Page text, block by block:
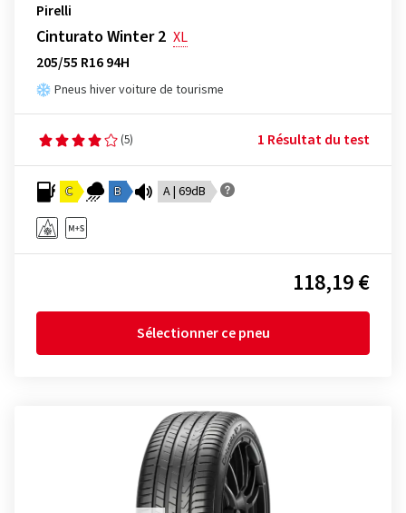
Pirelli
Cinturato Winter 2 XL
205/55 R16 94H
Pneus hiver voiture de tourisme
(5) 1 Résultat du test
C B A | 69dB
118,19 €
Sélectionner ce pneu